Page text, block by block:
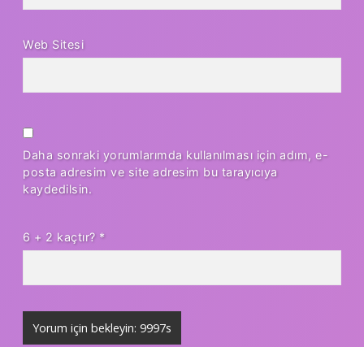
Web Sitesi
Daha sonraki yorumlarımda kullanılması için adım, e-
posta adresim ve site adresim bu tarayıcıya
kaydedilsin.
6 + 2 kaçtır? *